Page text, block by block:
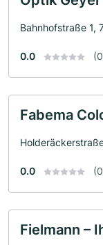
Bahnhofstraße 1,
0.0
Fabema
0.0
Fielmann –